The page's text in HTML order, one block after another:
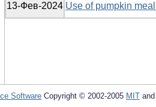
13-Фев-2024 Use of pumpkin
Software Copyright © 2002-2005 MIT